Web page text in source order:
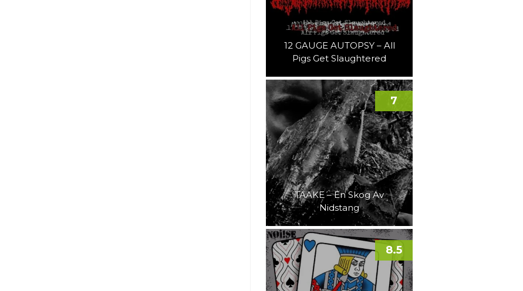
12 GAUGE AUTOPSY – All
Pigs Get Slaughtered
TAAKE – En Skog Av
Nidstang
7
8.5